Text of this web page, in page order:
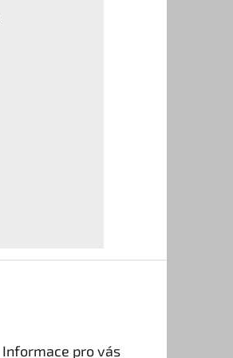
Informace pro vás